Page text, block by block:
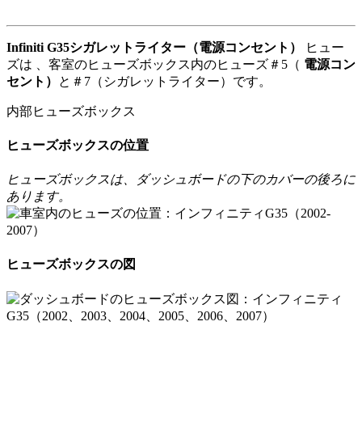
Infiniti G35シガレットライター（電源コンセント）
ヒュー
ズは 、客室のヒューズボックス内のヒューズ＃5（ 電源コン
セント）
と＃7（シガレットライター）です。
内部ヒューズボックス
ヒューズボックスの位置
ヒューズボックスは、ダッシュボードの下のカバーの後ろに
あります。
ヒューズボックスの図